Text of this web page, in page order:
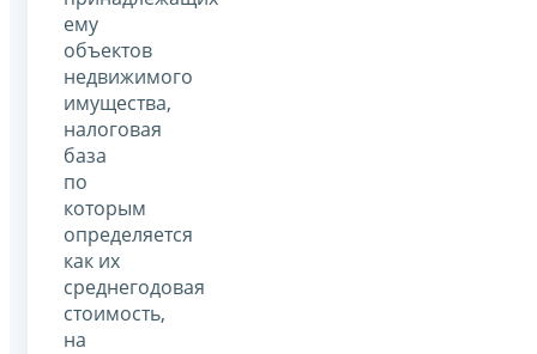
ему
объектов
недвижимого
имущества,
налоговая
база
по
которым
определяется
как их
среднегодовая
стоимость,
на